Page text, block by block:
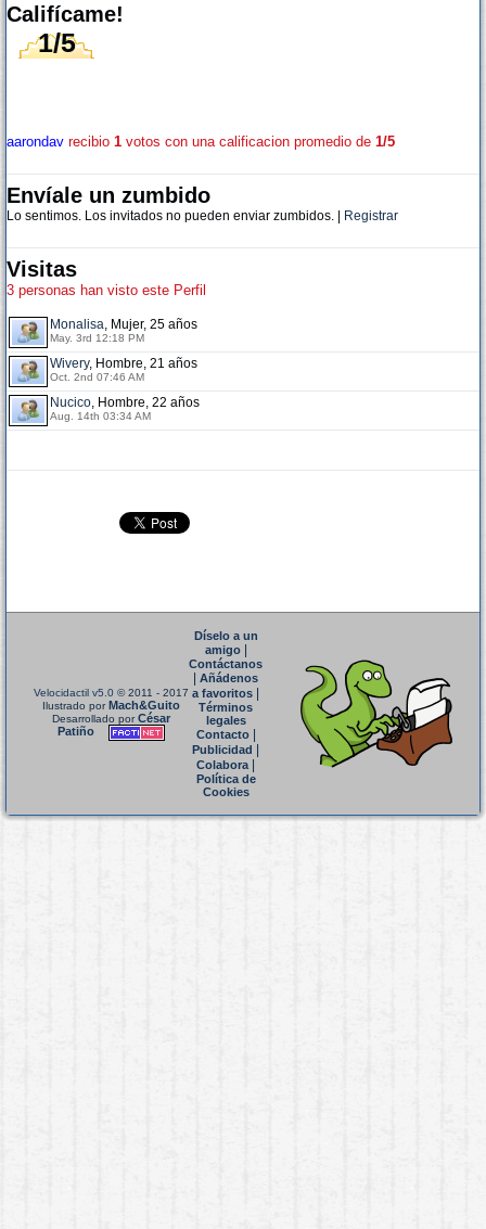
Califícame!
1/5
aarondav recibio 1 votos con una calificacion promedio de 1/5
Envíale un zumbido
Lo sentimos. Los invitados no pueden enviar zumbidos. | Registrar
Visitas
3 personas han visto este Perfil
Monalisa, Mujer, 25 años
May. 3rd 12:18 PM
Wivery, Hombre, 21 años
Oct. 2nd 07:46 AM
Nucico, Hombre, 22 años
Aug. 14th 03:34 AM
Velocidactil v5.0 © 2011 - 2017
Ilustrado porMach&Guito
Desarrollado porCésar
Patiño
Díselo a un
amigo|
Contáctanos
Añádenos
a favoritos
Términos
legales
Contacto|
Publicidad
Colabora|
Política de
Cookies